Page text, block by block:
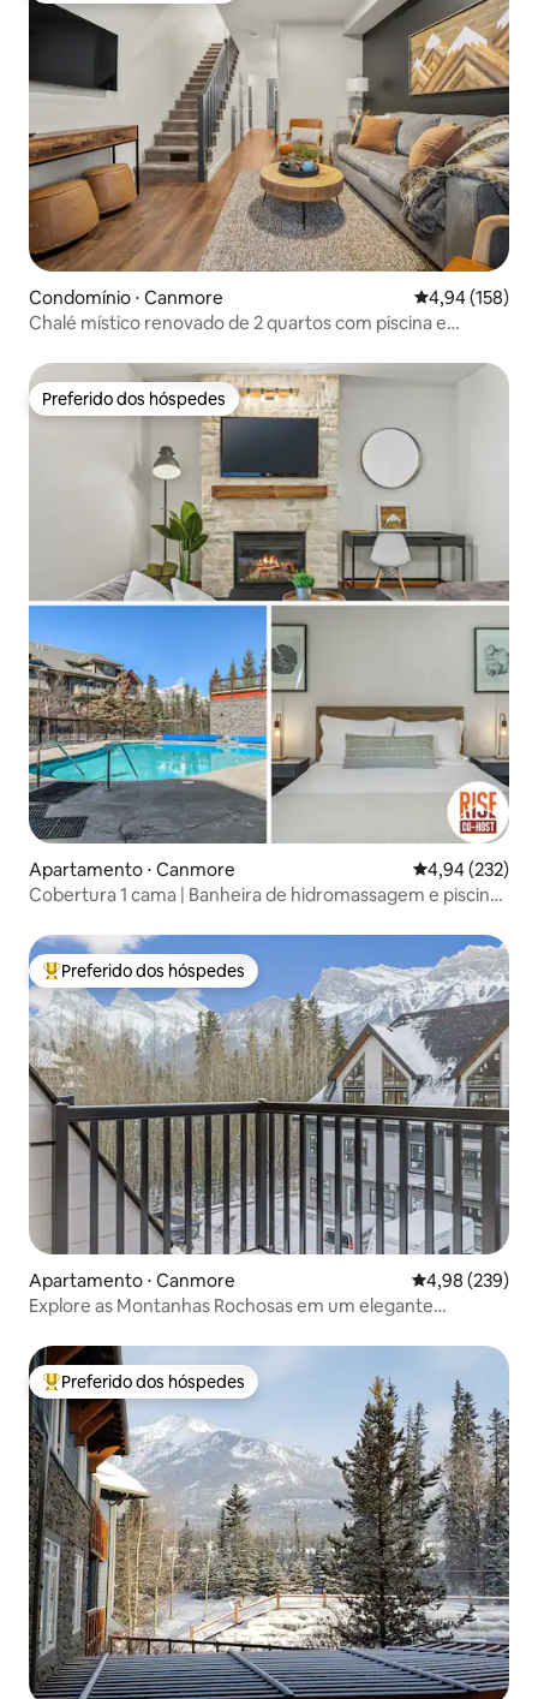
Condomínio ⋅ Canmore 4,94 de uma
4,94 (158)
Chalé místico renovado de 2 quartos com piscina e
Preferido dos hóspedes
Preferido dos hóspedes
Apartamento ⋅ Canmore 4,94 de uma
4,94 (232)
Cobertura 1 cama | Banheira de hidromassagem e piscina |
Entre os melhores preferidos dos hóspedes
Preferido dos hóspedes
Apartamento ⋅ Canmore 4,98 de uma
4,98 (239)
Explore as Montanhas Rochosas em um elegante
Entre os melhores preferidos dos hóspedes
Preferido dos hóspedes